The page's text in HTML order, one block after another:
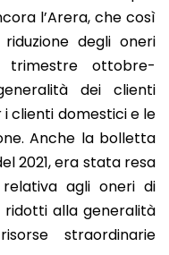
l’Arera, che così
degli oneri
ottobre-
dei clienti
clienti domestici e le
Anche la bolletta
2021, era stata resa
agli oneri di
ridotti alla generalità
straordinarie